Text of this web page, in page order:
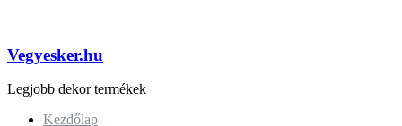
Vegyesker.hu
Legjobb dekor termékek
Kezdőlap